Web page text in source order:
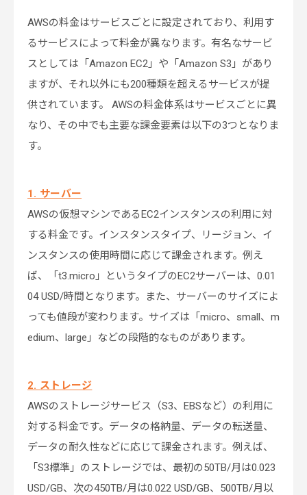
AWSの料金はサービスごとに設定されており、利用す
るサービスによって料金が異なります。有名なサービ
スとしては「Amazon EC2」や「Amazon S3」があり
ますが、それ以外にも200種類を超えるサービスが提
供されています。 AWSの料金体系はサービスごとに異
なり、その中でも主要な課金要素は以下の3つとなりま
す。
1. サーバー
AWSの仮想マシンであるEC2インスタンスの利用に対
する料金です。インスタンスタイプ、リージョン、イ
ンスタンスの使用時間に応じて課金されます。例え
ば、「t3.micro」というタイプのEC2サーバーは、0.01
04 USD/時間となります。また、サーバーのサイズによ
っても値段が変わります。サイズは「micro、small、m
edium、large」などの段階的なものがあります。
2. ストレージ
AWSのストレージサービス（S3、EBSなど）の利用に
対する料金です。データの格納量、データの転送量、
データの耐久性などに応じて課金されます。例えば、
「S3標準」のストレージでは、最初の50TB/月は0.023
USD/GB、次の450TB/月は0.022 USD/GB、500TB/月以